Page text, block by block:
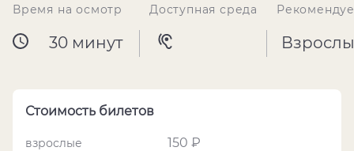
Время на осмотр
30 минут
Доступная среда
Стоимость билетов
взрослые 150 ₽